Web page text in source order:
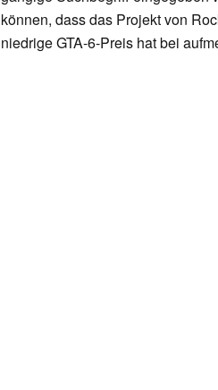
können, dass das Projekt von
niedrige GTA-6-Preis hat bei